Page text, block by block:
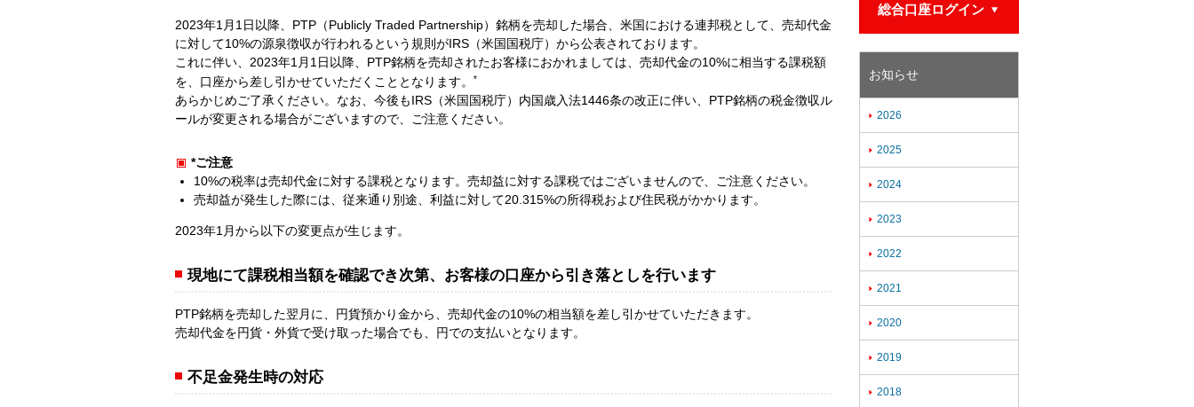
2023年1月1日以降、PTP（Publicly Traded Partnership）銘柄を売却した場合、米国における連邦税として、売却代金
に対して10%の源泉徴収が行われるという規則がIRS（米国国税庁）から公表されております。
これに伴い、2023年1月1日以降、PTP銘柄を売却されたお客様におかれましては、売却代金の10%に相当する課税額
を、口座から差し引かせていただくこととなります。
*
あらかじめご了承ください。なお、今後もIRS（米国国税庁）内国歳入法1446条の改正に伴い、PTP銘柄の税金徴収ル
ールが変更される場合がございますので、ご注意ください。
*ご注意
10%の税率は売却代金に対する課税となります。売却益に対する課税ではございませんので、ご注意ください。
売却益が発生した際には、従来通り別途、利益に対して20.315%の所得税および住民税がかかります。
2023年1月から以下の変更点が生じます。
現地にて課税相当額を確認でき次第、お客様の口座から引き落としを行います
PTP銘柄を売却した翌月に、円貨預かり金から、売却代金の10%の相当額を差し引かせていただきます。
売却代金を円貨・外貨で受け取った場合でも、円での支払いとなります。
不足金発生時の対応
総合口座ログイン
お知らせ
 2026
 2025
 2024
 2023
 2022
 2021
 2020
 2019
 2018